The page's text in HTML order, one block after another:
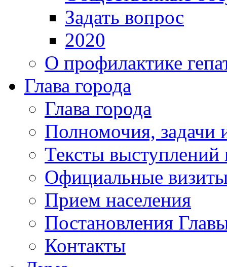
Задать вопрос
2020
О профилактике
Глава города
Глава города
Полномочия, задачи
Тексты выступлений
Официальные
Прием населения
Постановления
Контакты